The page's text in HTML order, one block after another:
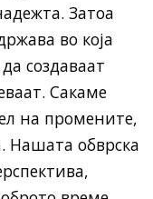
Затоа
во која
создаваат
Сакаме
на промените,
Нашата обврска